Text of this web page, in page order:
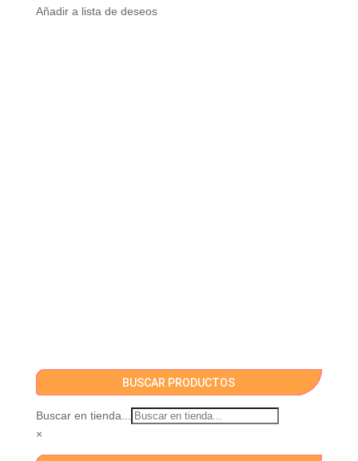
Añadir a lista de deseos
BUSCAR PRODUCTOS
Buscar en tienda...
×